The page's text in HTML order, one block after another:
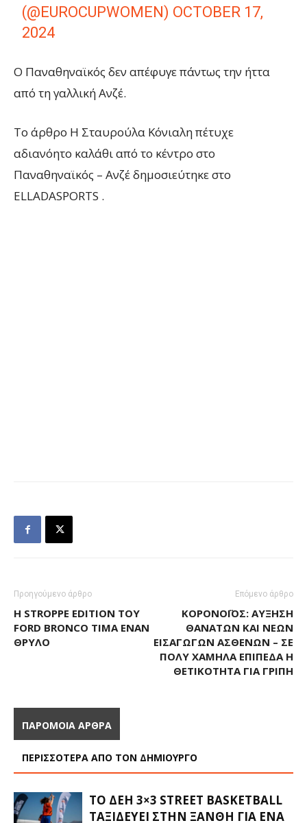
(@EUROCUPWOMEN) OCTOBER 17,
2024
Ο Παναθηναϊκός δεν απέφυγε πάντως την ήττα
από τη γαλλική Ανζέ.
To άρθρο Η Σταυρούλα Κόνιαλη πέτυχε
αδιανόητο καλάθι από το κέντρο στο
Παναθηναϊκός – Ανζέ δημοσιεύτηκε στο
ELLADASPORTS .
Προηγούμενο άρθρο
Η STROPPE EDITION ΤΟΥ
FORD BRONCO ΤΙΜΆ ΈΝΑΝ
ΘΡΎΛΟ
Επόμενο άρθρο
ΚΟΡΟΝΟΪΌΣ: ΑΎΞΗΣΗ
ΘΑΝΆΤΩΝ ΚΑΙ ΝΈΩΝ
ΕΙΣΑΓΩΓΏΝ ΑΣΘΕΝΏΝ – ΣΕ
ΠΟΛΎ ΧΑΜΗΛΆ ΕΠΊΠΕΔΑ Η
ΘΕΤΙΚΌΤΗΤΑ ΓΙΑ ΓΡΊΠΗ
ΠΑΡΟΜΟΙΑ ΑΡΘΡΑ
ΠΕΡΙΣΣΟΤΕΡΑ ΑΠΟ ΤΟΝ ΔΗΜΙΟΥΡΓΟ
ΤΟ ΔΕΗ 3×3 STREET BASKETBALL
ΤΑΞΙΔΕΎΕΙ ΣΤΗΝ ΞΆΝΘΗ ΓΙΑ ΈΝΑ